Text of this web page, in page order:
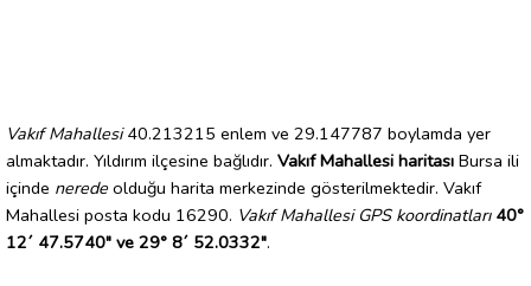
Vakıf Mahallesi40.213215 enlem ve 29.147787 boylamda yer
almaktadır. Yıldırım ilçesine bağlıdır. Vakıf Mahallesi haritası Bursa ili
içinde nerede olduğu harita merkezinde gösterilmektedir. Vakıf
Mahallesi posta kodu 16290. Vakıf Mahallesi GPS koordinatları 40°
12´ 47.5740" ve 29° 8´ 52.0332".